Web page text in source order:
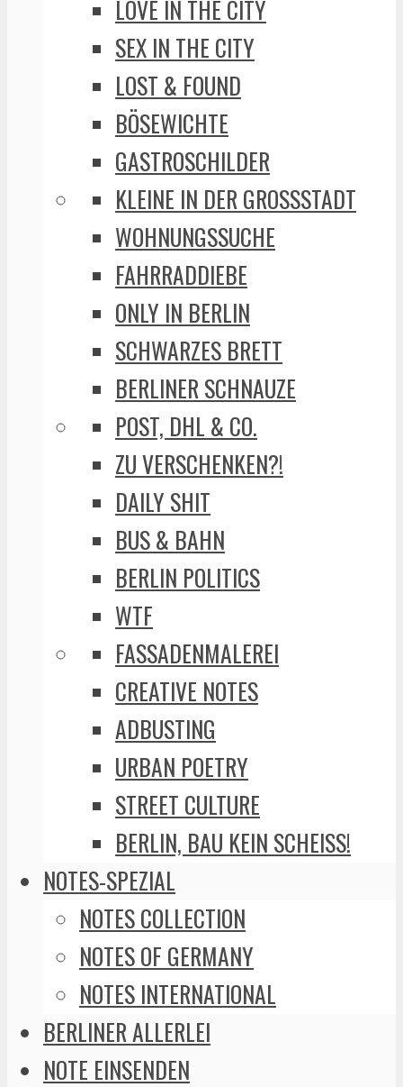
LOVE IN THE CITY
SEX IN THE CITY
LOST & FOUND
BÖSEWICHTE
GASTROSCHILDER
KLEINE IN DER GROSSSTADT
WOHNUNGSSUCHE
FAHRRADDIEBE
ONLY IN BERLIN
SCHWARZES BRETT
BERLINER SCHNAUZE
POST, DHL & CO.
ZU VERSCHENKEN?!
DAILY SHIT
BUS & BAHN
BERLIN POLITICS
WTF
FASSADENMALEREI
CREATIVE NOTES
ADBUSTING
URBAN POETRY
STREET CULTURE
BERLIN, BAU KEIN SCHEISS!
NOTES-SPEZIAL
NOTES COLLECTION
NOTES OF GERMANY
NOTES INTERNATIONAL
BERLINER ALLERLEI
NOTE EINSENDEN